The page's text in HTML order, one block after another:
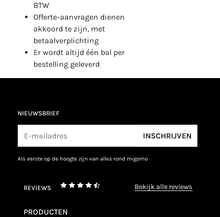
BTW
Offerte-aanvragen dienen
akkoord te zijn, met
betaalverplichting
Er wordt altijd één bal per
bestelling geleverd
NIEUWSBRIEF
INSCHRIJVEN
als eerste op de hoogte zijn van alles rond migomo
REVIEWS bekijk alle reviews
PRODUCTEN